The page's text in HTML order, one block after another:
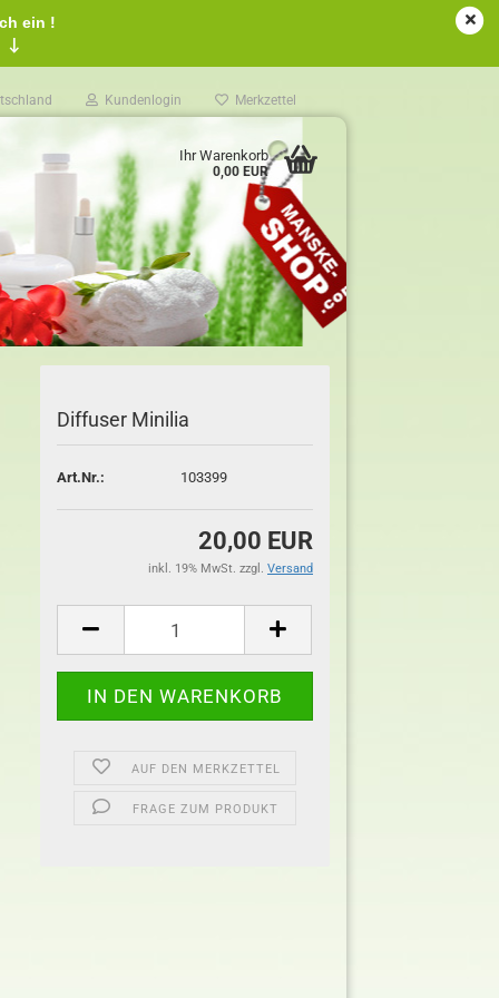
Kundenlogin Merkzettel
Ihr Warenkorb
0,00 EUR
ein !
↓
Diffuser Minilia
Art.Nr.: 103399
20,00 EUR
inkl. 19% MwSt. zzgl. Versand
AUF DEN MERKZETTEL
FRAGE ZUM PRODUKT